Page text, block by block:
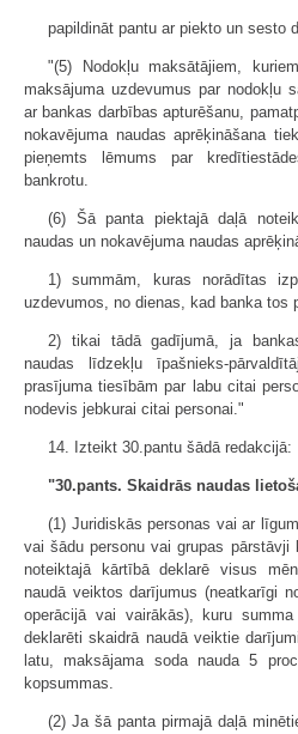
papildināt pantu ar piekto un sesto
"(5) Nodokļu maksātājiem,
maksājuma uzdevumus par nodokļu
ar bankas darbības apturēšanu,
nokavējuma naudas aprēķināšana
pieņemts lēmums par
bankrotu.
(6) Šā panta piektajā daļā
naudas un nokavējuma naudas
1) summām, kuras norādītas
uzdevumos, no dienas, kad banka tos
2) tikai tādā gadījumā, ja
naudas līdzekļu īpašnieks-
prasījuma tiesībām par labu citai
nodevis jebkurai citai personai."
14. Izteikt 30.pantu šādā redakcijā:
"30.pants. Skaidrās naudas
(1) Juridiskās personas vai ar
vai šādu personu vai grupas pārstāvji
noteiktajā kārtībā deklarē visus
naudā veiktos darījumus (neatkarīgi
operācijā vai vairākās), kuru
deklarēti skaidrā naudā veiktie
latu, maksājama soda nauda 5
kopsummas.
(2) Ja šā panta pirmajā daļā